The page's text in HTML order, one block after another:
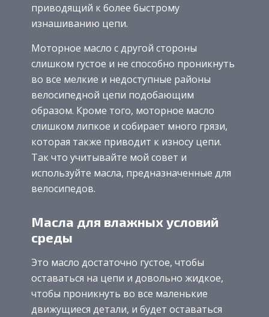
приводящий к более быстрому
изнашиванию цепи.
Моторное масло с другой стороны
слишком густое и не способно проникнуть
во все мелкие и недоступные районы
велосипедной цепи подобающим
образом. Кроме того, моторное масло
слишком липкое и собирает много грязи,
которая также приводит к износу цепи.
Так что учитывайте мой совет и
используйте масла, предназначенные для
велосипедов.
Масла для влажных условий
среды
Это масло достаточно густое, чтобы
оставаться на цепи и довольно жидкое,
чтобы проникнуть во все маленькие
движущиеся детали, и будет оставаться